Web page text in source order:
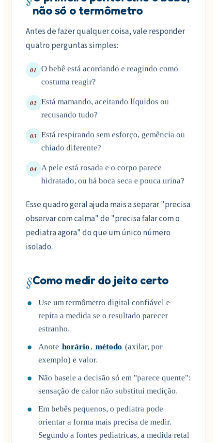
não só o termômetro
Antes de fazer qualquer coisa, vale responder
quatro perguntas simples:
01 O bebê está acordando e reagindo como
costuma reagir?
02 Está mamando, aceitando líquidos ou
recusando tudo?
03 Está respirando sem esforço, gemência ou
chiado diferente?
04 A pele está rosada e o corpo parece
hidratado, ou há boca seca e pouca urina?
Esse quadro geral ajuda mais a separar "precisa
observar com calma" de "precisa falar com o
pediatra agora" do que um único número
isolado.
§Como medir do jeito certo
Use um termômetro digital confiável e
repita a medida se o resultado parecer
estranho.
Anote horário, método (axilar, por
exemplo) e valor.
Não baseie a decisão só em "parece quente":
sensação de calor não substitui medição.
Em bebês pequenos, o pediatra pode
orientar a forma mais precisa de medir.
Segundo a fontes pediatricas, a medida retal